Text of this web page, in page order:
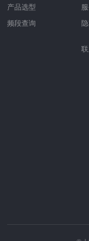
产品选型
频段查询